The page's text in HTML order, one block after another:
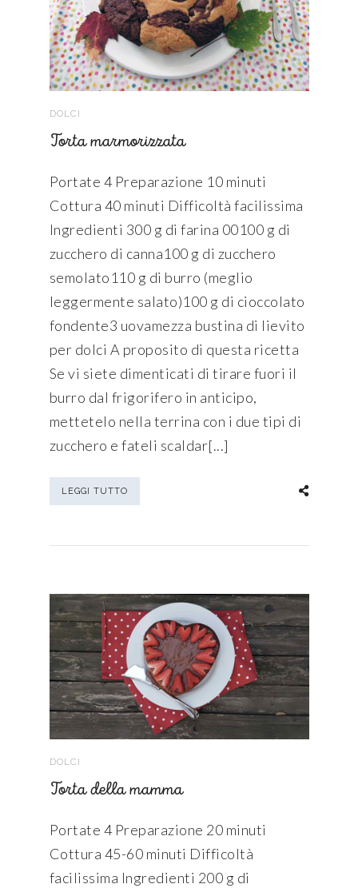
DOLCI
Torta marmorizzata
Portate 4 Preparazione 10 minuti
Cottura 40 minuti Difficoltà facilissima
Ingredienti 300 g di farina 00100 g di
zucchero di canna100 g di zucchero
semolato110 g di burro (meglio
leggermente salato)100 g di cioccolato
fondente3 uovamezza bustina di lievito
per dolci A proposito di questa ricetta
Se vi siete dimenticati di tirare fuori il
burro dal frigorifero in anticipo,
mettetelo nella terrina con i due tipi di
zucchero e fateli scaldar[...]
LEGGI TUTTO
DOLCI
Torta della mamma
Portate 4 Preparazione 20 minuti
Cottura 45-60 minuti Difficoltà
facilissima Ingredienti 200 g di